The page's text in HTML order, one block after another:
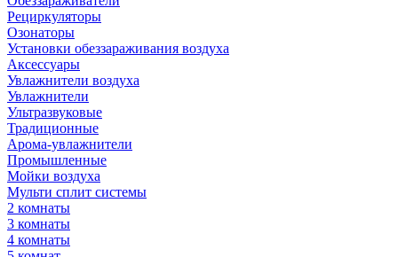
Рециркуляторы
Озонаторы
Установки обеззараживания воздуха
Аксессуары
Увлажнители воздуха
Увлажнители
Ультразвуковые
Традиционные
Арома-увлажнители
Промышленные
Мойки воздуха
Мульти сплит системы
2 комнаты
3 комнаты
4 комнаты